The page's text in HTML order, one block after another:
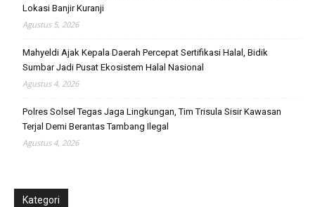
Lokasi Banjir Kuranji
Agustus 5, 2026
Mahyeldi Ajak Kepala Daerah Percepat Sertifikasi Halal, Bidik
Sumbar Jadi Pusat Ekosistem Halal Nasional
Agustus 4, 2026
Polres Solsel Tegas Jaga Lingkungan, Tim Trisula Sisir Kawasan
Terjal Demi Berantas Tambang Ilegal
Agustus 4, 2026
Kategori